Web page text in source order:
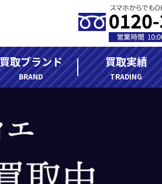
買取ブランド
BRAND
買取実績
TRADING